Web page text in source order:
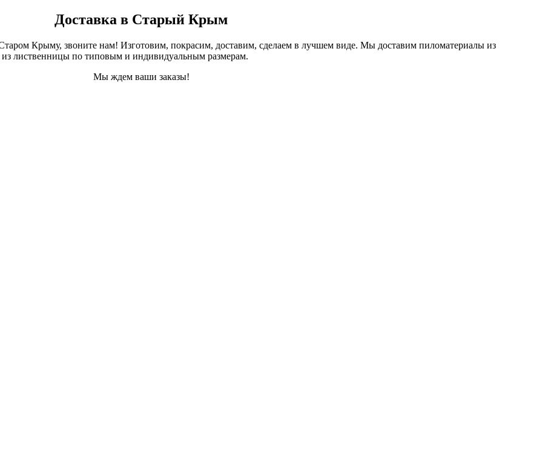
Доставка в Старый Крым
Крыму, звоните нам! Изготовим, покрасим, доставим, сделаем в лучшем виде. Мы доставим пиломатериалы из
лиственницы по типовым и индивидуальным размерам.
Мы ждем ваши заказы!